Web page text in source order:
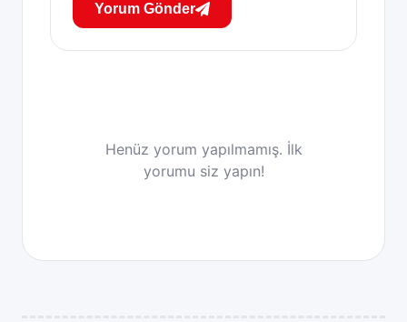
Yorum Gönder
Henüz yorum yapılmamış. İlk
yorumu siz yapın!